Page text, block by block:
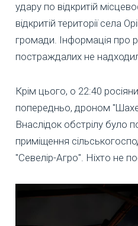
удару по відкритій
відкритій території села
громади. Інформація про
постраждалих не
Крім цього, о 22:40
попередньо, дроном
Внаслідок обстрілу було
приміщення
"Севелір-Агро". Ніхто не